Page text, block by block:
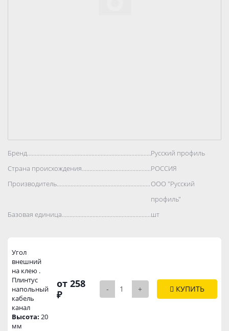
Бренд..................................................................................Русский профиль
Страна происхождения..................................................................................
РОССИЯ
Производитель..................................................................................
ООО "Русский
профиль"
Базовая единица..................................................................................
шт
Угол
внешний
на клею .
Плинтус
напольный
кабель
канал
Высота: 20
мм
от 258
₽
- + КУПИТЬ